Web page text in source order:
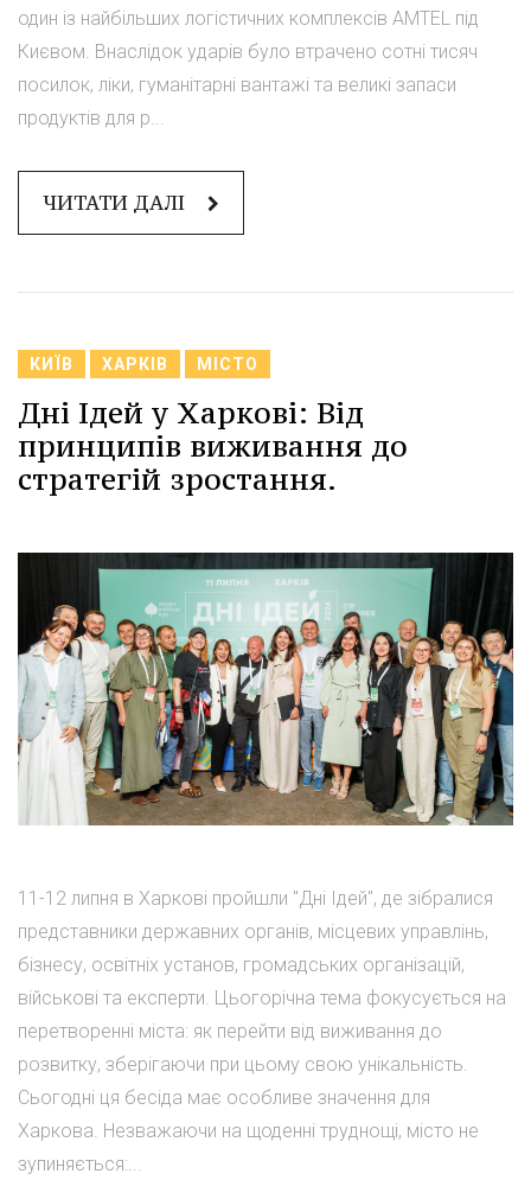
один із найбільших логістичних комплексів AMTEL під
Києвом. Внаслідок ударів було втрачено сотні тисяч
посилок, ліки, гуманітарні вантажі та великі запаси
продуктів для р...
ЧИТАТИ ДАЛІ
КИЇВ ХАРКІВ МІСТО
Дні Ідей у Харкові: Від
принципів виживання до
стратегій зростання.
11-12 липня в Харкові пройшли "Дні Ідей", де зібралися
представники державних органів, місцевих управлінь,
бізнесу, освітніх установ, громадських організацій,
військові та експерти. Цьогорічна тема фокусується на
перетворенні міста: як перейти від виживання до
розвитку, зберігаючи при цьому свою унікальність.
Сьогодні ця бесіда має особливе значення для
Харкова. Незважаючи на щоденні труднощі, місто не
зупиняється:...